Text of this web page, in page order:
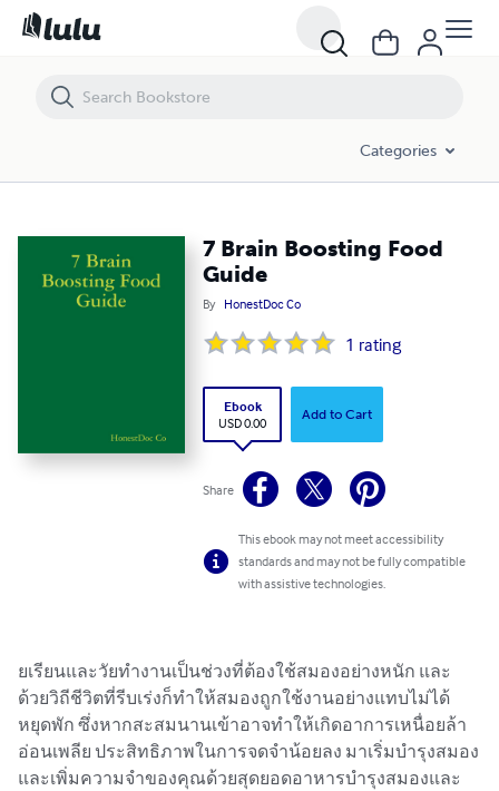
Categories
7 Brain Boosting Food
Guide
By HonestDoc Co
1 rating
Ebook
USD 0.00
Add to Cart
Share
This ebook may not meet accessibility
standards and may not be fully compatible
with assistive technologies.
ยเรียนและวัยทํางานเป็นช่วงที่ต้องใช้สมองอย่างหนัก และ
ด้วยวิถีชีวิตที่รีบเร่งก็ทําให้สมองถูกใช้งานอย่างแทบไม่ได้
หยุดพัก ซึ่งหากสะสมนานเข้าอาจทําให้เกิดอาการเหนื่อยล้า
อ่อนเพลีย ประสิทธิภาพในการจดจําน้อยลง มาเริ่มบํารุงสมอง
และเพิ่มความจําของคุณด้วยสุดยอดอาหารบํารุงสมองและ
7 Brain Boosting Food Guide